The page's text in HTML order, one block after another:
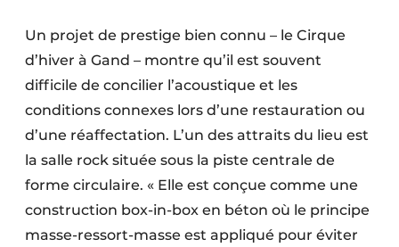
Un projet de prestige bien connu – le Cirque
d’hiver à Gand – montre qu’il est souvent
difficile de concilier l’acoustique et les
conditions connexes lors d’une restauration ou
d’une réaffectation. L’un des attraits du lieu est
la salle rock située sous la piste centrale de
forme circulaire. « Elle est conçue comme une
construction box-in-box en béton où le principe
masse-ressort-masse est appliqué pour éviter